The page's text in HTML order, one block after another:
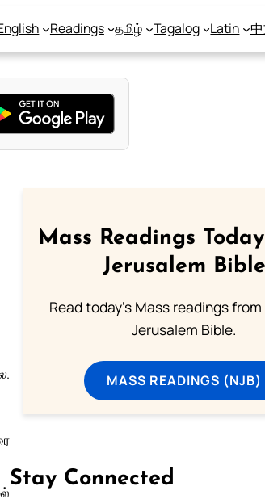
Readings தமிழ் Tagalog Latin
Mass Readings
Jerusalem Bible
Read today's Mass readings
Jerusalem Bible.
MASS READINGS (NJB)
Stay Connected